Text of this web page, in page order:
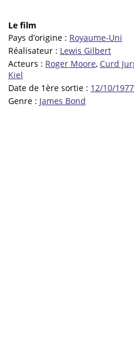
Le film
Pays d’origine : Royaume-Uni
Réalisateur : Lewis Gilbert
Acteurs : Roger Moore, Curd
Kiel
Date de 1ère sortie : 12/10/1977
Genre : James Bond